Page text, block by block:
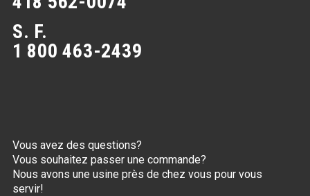
S. F.
1 800 463-2439
Vous avez des questions?
Vous souhaitez passer une commande?
Nous avons une usine près de chez vous pour vous
servir!